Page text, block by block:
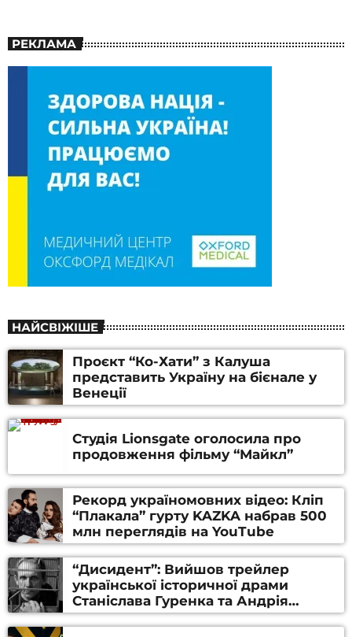
РЕКЛАМА
НАЙСВІЖІШЕ
Проєкт “Ко-Хати” з Калуша
представить Україну на бієнале у
Венеції
Студія Lionsgate оголосила про
продовження фільму “Майкл”
Рекорд україномовних відео: Кліп
“Плакала” гурту KAZKA набрав 500
млн переглядів на YouTube
“Дисидент”: Вийшов трейлер
української історичної драми
Станіслава Гуренка та Андрія
Алфьорова (ВІДЕО)